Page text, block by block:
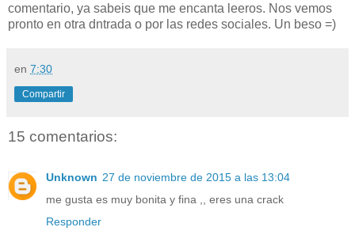
comentario, ya sabeis que me encanta leeros. Nos vemos
pronto en otra dntrada o por las redes sociales. Un beso =)
en 7:30
Compartir
15 comentarios:
Unknown 27 de noviembre de 2015 a las 13:04
me gusta es muy bonita y fina ,, eres una crack
Responder